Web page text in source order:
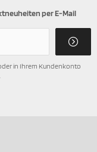
per E-Mail
in Ihrem Kundenkonto